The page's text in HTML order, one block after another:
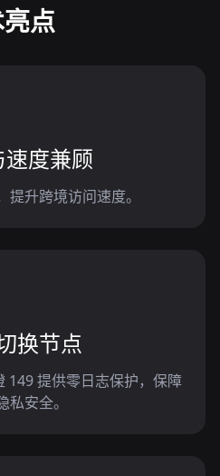
点
速度兼顾
升跨境访问速度。
换节点
149 提供零日志保护，保障
私安全。